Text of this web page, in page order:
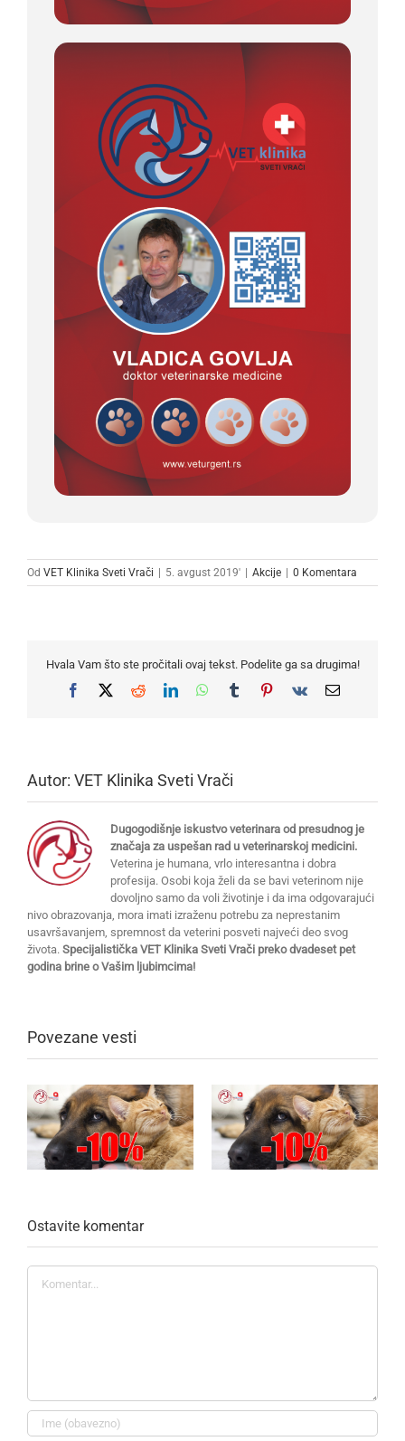
Od VET Klinika Sveti Vrači | 5. avgust 2019' | Akcije | 0 Komentara
Hvala Vam što ste pročitali ovaj tekst. Podelite ga sa drugima!
Facebook
X RedditLinkedInWhatsApp
TumblrPinterest
Vk Email
Autor: VET Klinika Sveti Vrači
Dugogodišnje iskustvo veterinara od presudnog je
značaja za uspešan rad u veterinarskoj medicini.
Veterina je humana, vrlo interesantna i dobra
profesija. Osobi koja želi da se bavi veterinom nije
dovoljno samo da voli životinje i da ima odgovarajući
nivo obrazovanja, mora imati izraženu potrebu za neprestanim
usavršavanjem, spremnost da veterini posveti najveći deo svog
života. Specijalistička VET Klinika Sveti Vrači preko dvadeset pet
godina brine o Vašim ljubimcima!
Povezane vesti
Ostavite komentar
Komentar